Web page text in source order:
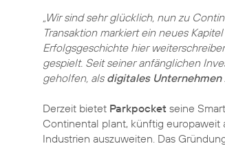
„Wir sind sehr glücklich, nun zu
Transaktion markiert ein neues
Erfolgsgeschichte hier
gespielt. Seit seiner anfänglichen
geholfen, als digitales Unternehmen
Derzeit bietet Parkpocket seine
Continental plant, künftig europaweit
Industrien auszuweiten. Das